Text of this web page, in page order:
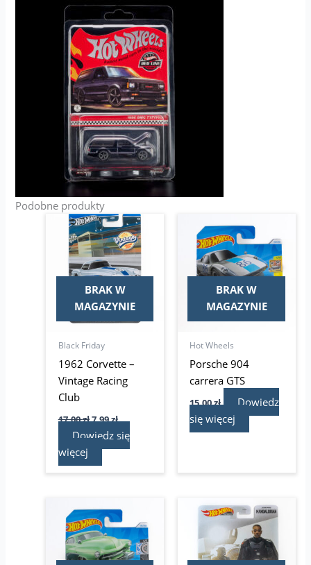
Podobne produkty
BRAK W
MAGAZYNIE
Black Friday
1962 Corvette –
Vintage Racing
Club
17,00zł
Pierwotna
cena
wynosiła:
17,00 zł.
7,99zł
Aktualna
cena
wynosi:
7,99 zł.
Dowiedz się
więcej
BRAK W
MAGAZYNIE
Hot Wheels
Porsche 904
carrera GTS
15,00zł
Dowiedz
się więcej